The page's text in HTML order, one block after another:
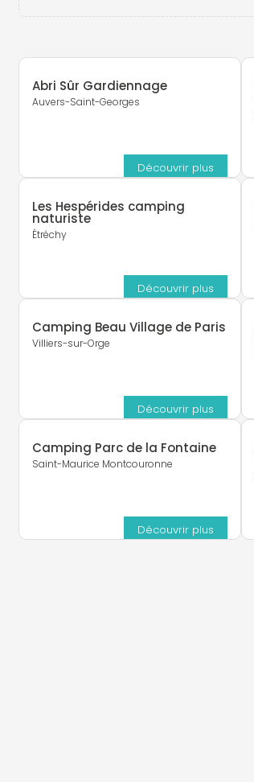
Abri Sûr Gardiennage
Auvers-Saint-Georges
Découvrir plus
Les Hespérides camping
naturiste
Étréchy
Découvrir plus
Camping Beau Village de Paris
Villiers-sur-Orge
Découvrir plus
Camping Parc de la Fontaine
Saint-Maurice Montcouronne
Découvrir plus